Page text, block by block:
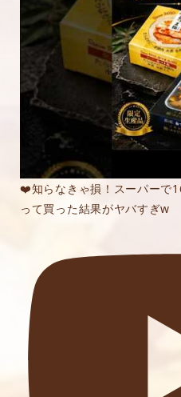
❤️知らなきゃ損！スーパーで
って買った結果がヤバすぎw